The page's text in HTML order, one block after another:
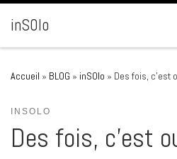
Passer au contenu
inSOlo
Accueil » BLOG » inSOlo » Des fois, c’est
INSOLO
Des fois, c’est